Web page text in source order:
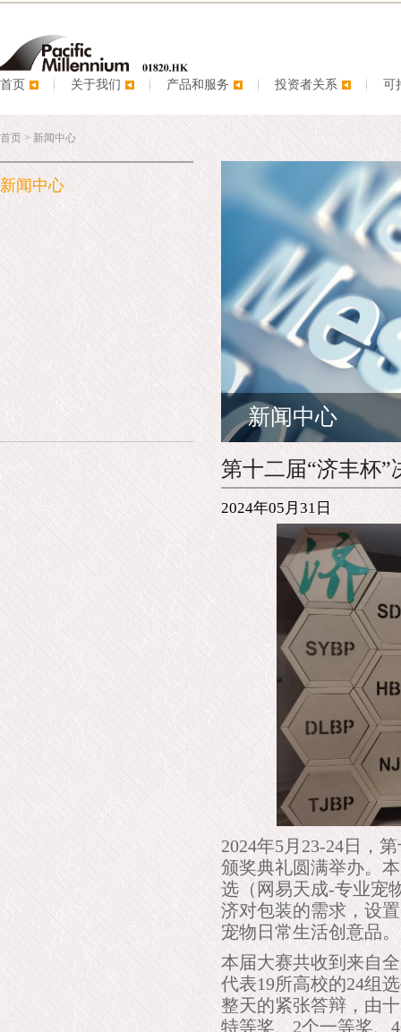
首页 关于我们 产品和服务 投资者关系 可
首页 > 新闻中心
新闻中心
新闻中心
第十二届“济丰杯
2024年05月31日
2024年5月23-24日，
颁奖典礼圆满举办。
选（网易天成-专业宠
济对包装的需求，设
宠物日常生活创意品。
本届大赛共收到来自
代表19所高校的24组
整天的紧张答辩，由
特等奖、2个一等奖、